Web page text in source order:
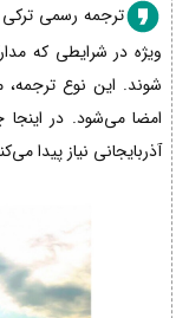
ترجمه رسمی ترکی
ویژه در شرایطی که
شوند. این نوع
امضا می‌شود. در
آذربایجانی نیاز پیدا